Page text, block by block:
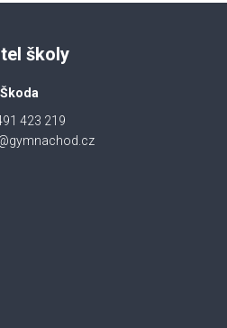
školy
423 219